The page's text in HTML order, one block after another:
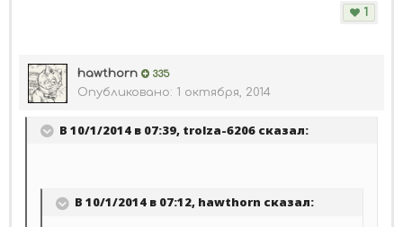
1
hawthorn 335
Опубликовано: 1 октября, 2014
В 10/1/2014 в 07:39, trolza-6206 сказал:
В 10/1/2014 в 07:12, hawthorn сказал: